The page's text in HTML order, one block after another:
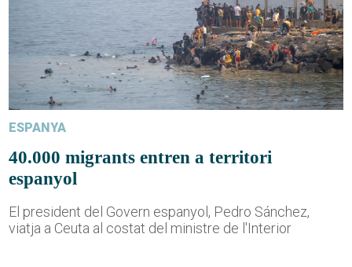
ESPANYA
40.000 migrants entren a territori
espanyol
El president del Govern espanyol, Pedro Sánchez,
viatja a Ceuta al costat del ministre de l'Interior